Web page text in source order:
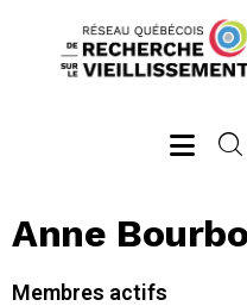
Anne
Membres actifs